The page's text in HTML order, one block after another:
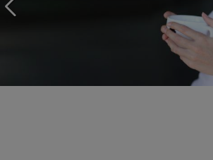
Līdz brīnišķīgai atpūtai atlikuši
PĒRKU